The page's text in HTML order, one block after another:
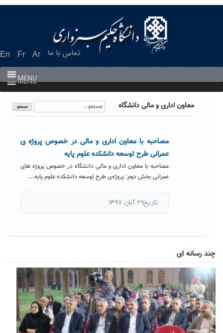
En Fr Ar تماس با ما
MENU
MENU
معاون اداری و مالی دانشگاه
جستجو
برای:
مصاحبه با معاون اداری و مالی در خصوص پروژه ی
عمرانی طرح توسعه دانشکده علوم پایه
مصاحبه با معاون اداری و مالی دانشگاه در خصوص پروژه های
عمرانی بخش دوم: پروژه‌ی طرح توسعه دانشکده علوم پایه...
تاریخ۲۹ آبان ۱۳۹۷
چند رسانه ای